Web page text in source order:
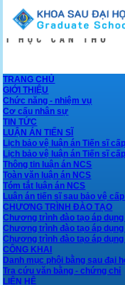
TRANG CHỦ
GIỚI THIỆU
Chức năng - nhiệm vụ
Cơ cấu nhân sự
TIN TỨC
LUẬN ÁN TIẾN SĨ
Lịch bảo vệ luận án Tiến sĩ
Lịch bảo vệ luận án Tiến sĩ
Thông tin luận án NCS
Toàn văn luận án NCS
Tóm tắt luận án NCS
Luận án tiến sĩ sau bảo vệ
CHƯƠNG TRÌNH ĐÀO TẠO
Chương trình đào tạo áp
Chương trình đào tạo áp
Chương trình đào tạo áp
CÔNG KHAI
Danh mục phôi bằng sau đại
Tra cứu văn bằng - chứng chỉ
LIÊN HỆ